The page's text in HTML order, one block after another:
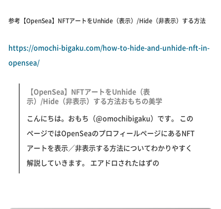
参考【OpenSea】NFTアートをUnhide（表示）/Hide（非表示）する方法
https://omochi-bigaku.com/how-to-hide-and-unhide-nft-in-
opensea/
【OpenSea】NFTアートをUnhide（表
示）/Hide（非表示）する方法おもちの美学
こんにちは。おもち（@omochibigaku）です。 この
ページではOpenSeaのプロフィールページにあるNFT
アートを表示／非表示する方法についてわかりやすく
解説していきます。 エアドロされたはずの